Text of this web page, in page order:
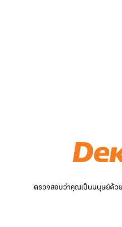
ตรวจสอบว่าคุณเป็นมนุษย์ด้วย